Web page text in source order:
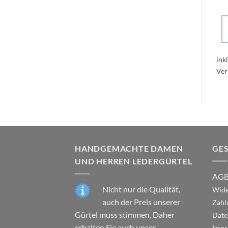
HANDGEMACHTE DAMEN
UND HERREN LEDERGÜRTEL
Nicht nur die Qualität,
auch der Preis unserer
Gürtel muss stimmen. Daher